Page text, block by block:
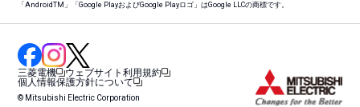
「AndroidTM 」「Google PlayおよびGoogle Playロゴ」はGoogle LLCの商標です。
三菱電機
ウェブサイト利用規約
個人情報保護方針について
© Mitsubishi Electric Corporation